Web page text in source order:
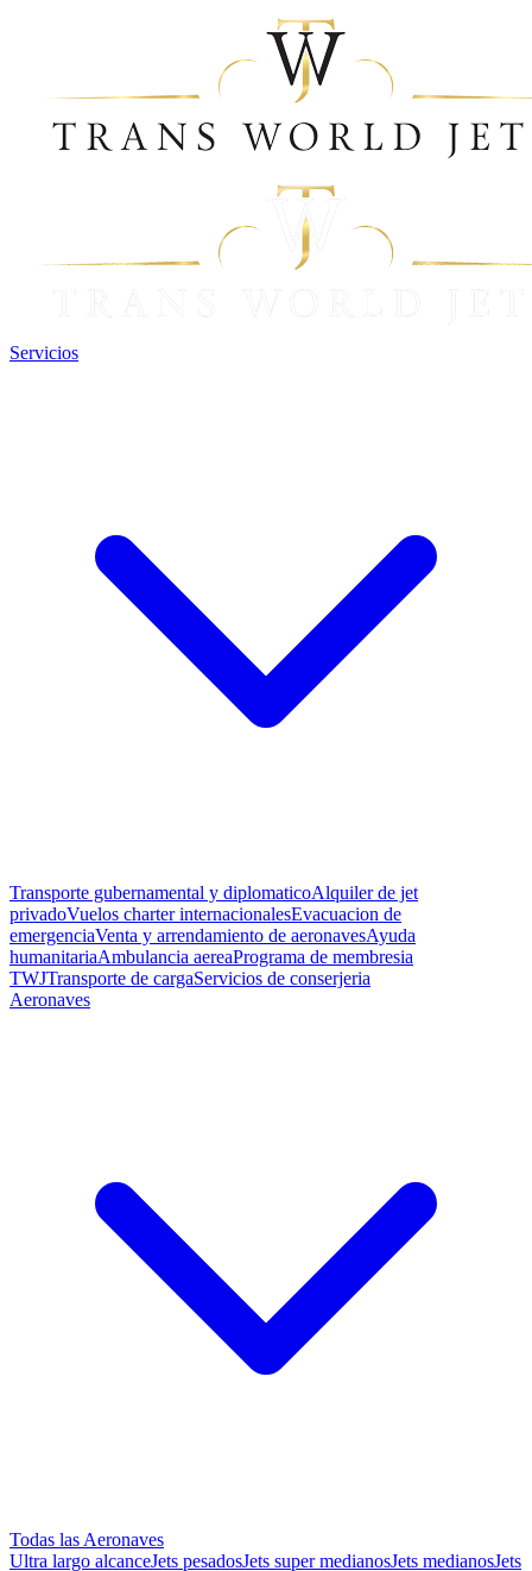
Servicios
Transporte gubernamental y diplomaticoAlquiler de jet
privadoVuelos charter internacionalesEvacuacion de
emergenciaVenta y arrendamiento de aeronavesAyuda
humanitariaAmbulancia aereaPrograma de membresia
TWJTransporte de cargaServicios de conserjeria
Aeronaves
Todas las Aeronaves
Ultra largo alcanceJets pesadosJets super medianosJets medianosJets